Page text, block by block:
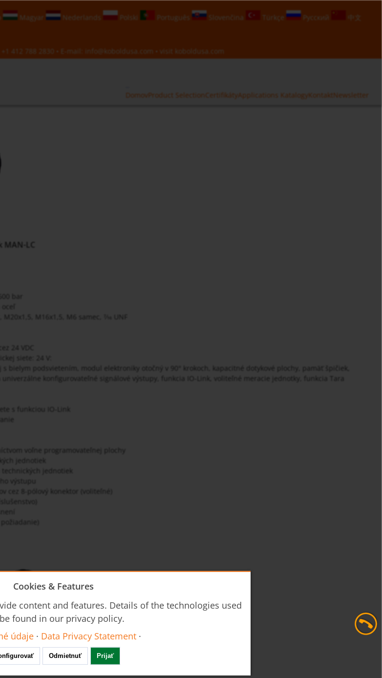
Magyar Nederlands Polski Português Slovenčina Türkçe Русский
中文
+1 412 788 2830 • E-mail: info@koboldusa.com • visit koboldusa.com
DomovProduct Selection CertifikátyApplications KatalogyKontaktNewsletter
LC
bar
M16x1,5, M6 samec, 7⁄16 UNF
24 VDC
siete: 24 V:
s bielym podsvietením, modul elektroniky otočný v 90° krokoch, kapacitné dotykové plochy, pamäť špičiek,
univerzálne konfigurovateľné signálové výstupy, funkcia IO-Link, voliteľné meracie jednotky, funkcia Tara
s funkciou IO-Link
voľne programovateľnej plochy
jednotiek
jednotiek
výstupu
cez 8-pólový konektor (voliteľné)
Cookies & Features
content and features. Details of the technologies used
found in our privacy policy.
údaje · Data Privacy Statement·
Odmietnuť Prijať